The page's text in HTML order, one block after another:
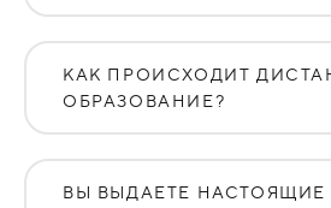
КАК ПРОИСХОДИТ
ОБРАЗОВАНИЕ?
ВЫ ВЫДАЕТЕ НАСТОЯЩИЕ